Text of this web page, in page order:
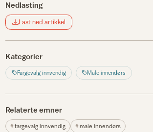
Nedlasting
Last ned artikkel
Kategorier
Fargevalg innvendig Male innendørs
Relaterte emner
fargevalg innvendig male innendørs